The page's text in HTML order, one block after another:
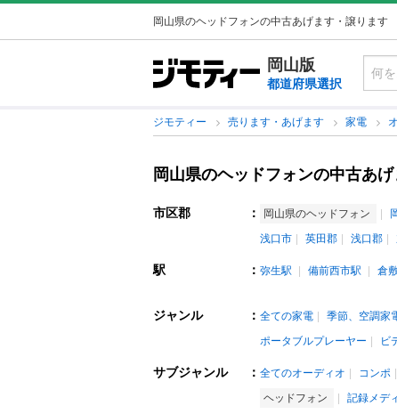
岡山県のヘッドフォンの中古あげます・譲ります
岡山版
都道府県選択
ジモティー 売ります・あげます 家電
岡山県のヘッドフォンの中古あ
市区郡 ： 岡山県のヘッドフォン
浅口市
英田郡 浅口郡
駅 ： 弥生駅 備前西市駅 倉
ジャンル ： 全ての家電 季節、空調家
ポータブルプレーヤー
ビ
サブジャンル ： 全てのオーディオ コンポ
ヘッドフォン
記録メデ